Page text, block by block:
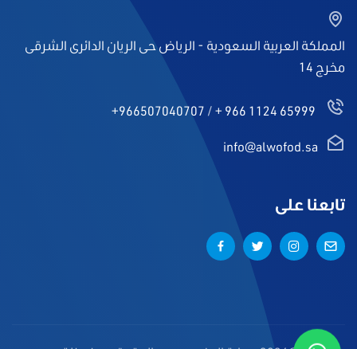
المملكة العربية السعودية - الرياض حى الريان الدائرى الشرقى
مخرج 14
+ 966 1124 65999
/
+966507040707
info@alwofod.sa
تابعنا على